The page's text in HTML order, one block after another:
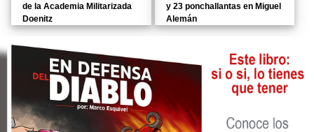
de la Academia Militarizada
Doenitz
y 23 ponchallantas en Miguel
Alemán